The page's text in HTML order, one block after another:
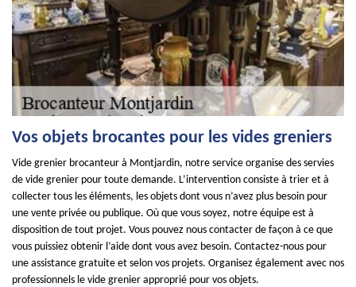
Vos objets brocantes pour les vides greniers
Vide grenier brocanteur à Montjardin, notre service organise des servies
de vide grenier pour toute demande. L’intervention consiste à trier et à
collecter tous les éléments, les objets dont vous n’avez plus besoin pour
une vente privée ou publique. Où que vous soyez, notre équipe est à
disposition de tout projet. Vous pouvez nous contacter de façon à ce que
vous puissiez obtenir l’aide dont vous avez besoin. Contactez-nous pour
une assistance gratuite et selon vos projets. Organisez également avec nos
professionnels le vide grenier approprié pour vos objets.